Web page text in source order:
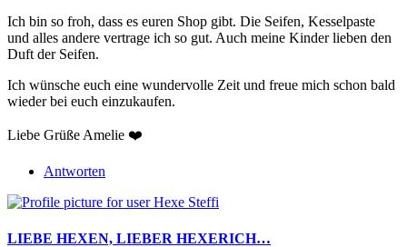
Ich bin so froh, dass es euren Shop gibt. Die Seifen, Kesselpaste
und alles andere vertrage ich so gut. Auch meine Kinder lieben den
Duft der Seifen.
Ich wünsche euch eine wundervolle Zeit und freue mich schon bald
wieder bei euch einzukaufen.
Liebe Grüße Amelie ❤️
Antworten
LIEBE HEXEN, LIEBER HEXERICH…